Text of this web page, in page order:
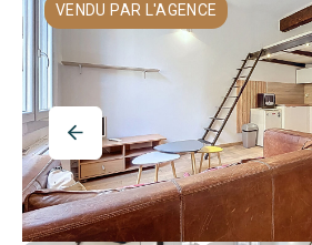
AIXTY & VOUS
Nos Agences
Nos Équipes
Nos Tarifs
Nos Biens
Notre City Guide
VENDU PAR L'AGENCE